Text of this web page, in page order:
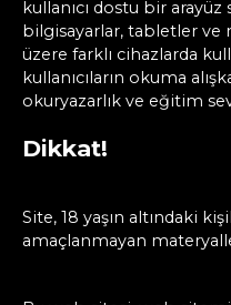
kullanıcı dostu bir arayüz
bilgisayarlar, tabletler ve
üzere farklı cihazlarda
kullanıcıların okuma
okuryazarlık ve eğitim
Dikkat!
Site, 18 yaşın altındaki
amaçlanmayan